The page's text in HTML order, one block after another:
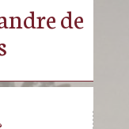
de